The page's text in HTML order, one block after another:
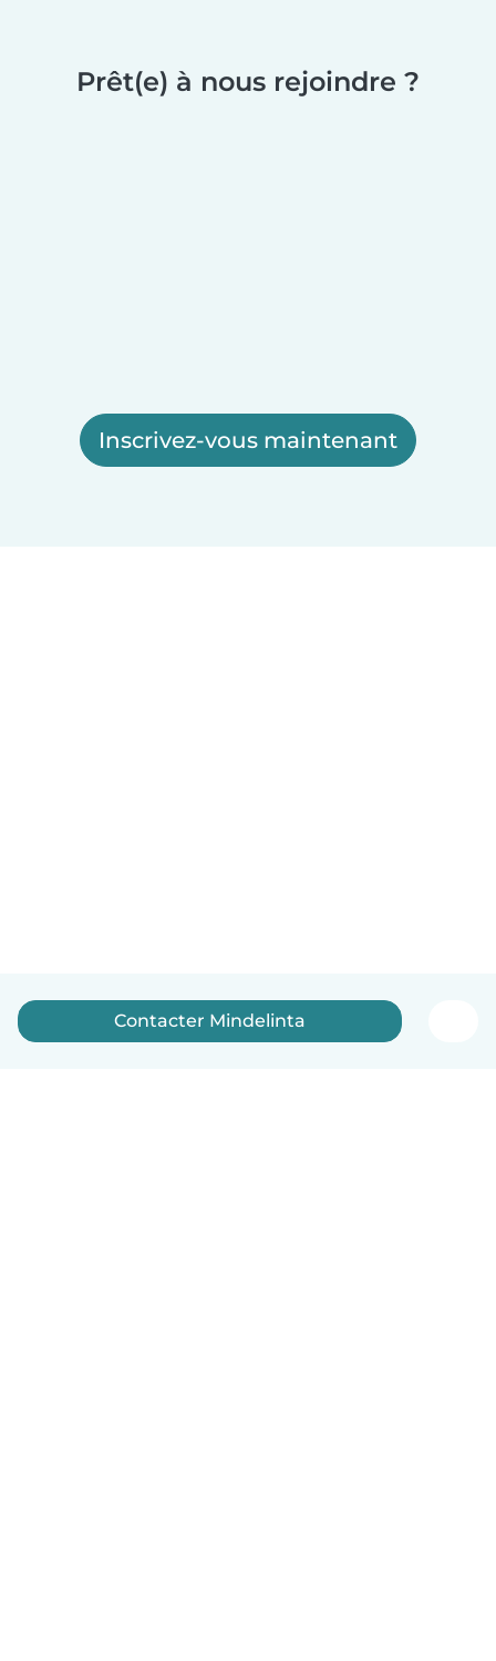
Prêt(e) à nous rejoindre ?
Inscrivez-vous maintenant
Contacter Mindelinta